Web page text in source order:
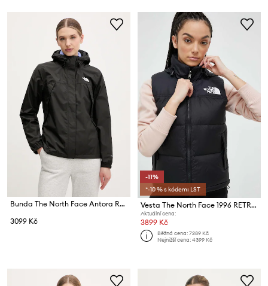
Bunda The North Face Antora Rain
3099 Kč
-11%
*-10 % s kódem: LST
Vesta The North Face 1996 RETRO NUPTSE VEST
Aktuální cena:
3899 Kč
Běžná cena:7289 Kč
Nejnižší cena:4399 Kč